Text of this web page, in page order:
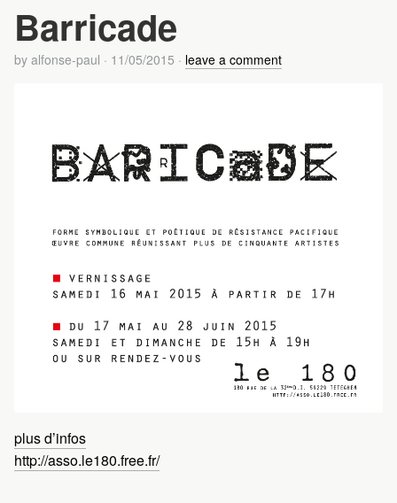
Barricade
by alfonse-paul · 11/05/2015 · leave a comment
plus d’infos
http://asso.le180.free.fr/